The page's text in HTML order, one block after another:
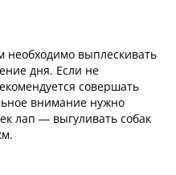
выплескивать
дня. Если не
совершать
внимание нужно
лап — выгуливать собак